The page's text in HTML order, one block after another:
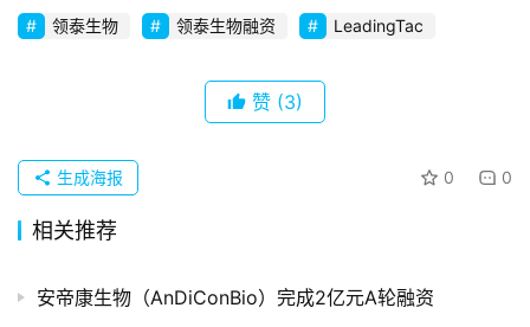
业
布
并
重
组
登录
投稿
领泰生物 领泰生物融资 LeadingTac
赞 (3)
0 0
生成海报
相关推荐
安帝康生物（AnDiConBio）完成2亿元A轮融资